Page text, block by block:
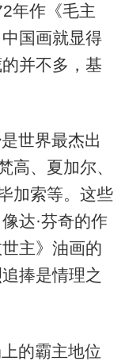
年作《毛主
国画就显得
并不多，基
世界最杰出
高、夏加尔、
加索等。这些
达·芬奇的作
主》油画的
捧是情理之
的霸主地位